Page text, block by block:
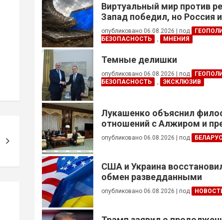
Виртуальный мир против
Запад победил, но Россия
опубликовано 06.08.2026 под
БЕЗОПАСНОСТЬ
, МНЕНИЯ
Темные делишки
опубликовано 06.08.2026 под
БЕЗОПАСНОСТЬ
, ЭКСКЛЮЗИВ
Лукашенко объяснил
отношений с Алжиром и
ускорить реализацию
опубликовано 06.08.2026 под
США и Украина
обмен разведданными
опубликовано 06.08.2026 под